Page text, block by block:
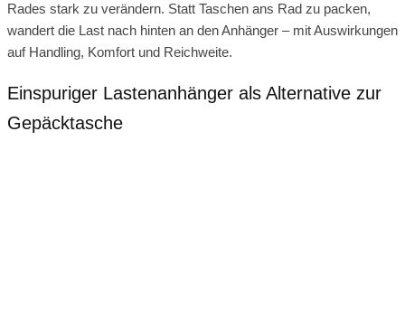
Rades stark zu verändern. Statt Taschen ans Rad zu packen,
wandert die Last nach hinten an den Anhänger – mit Auswirkungen
auf Handling, Komfort und Reichweite.
Einspuriger Lastenanhänger als Alternative zur
Gepäcktasche